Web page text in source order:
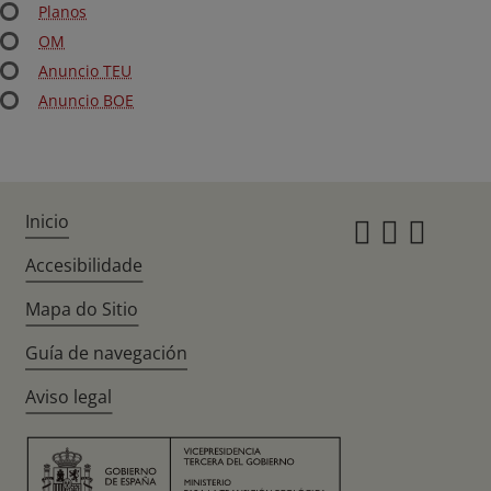
Planos
OM
Anuncio TEU
Anuncio BOE
Inicio
Accesibilidade
Mapa do Sitio
Guía de navegación
Aviso legal